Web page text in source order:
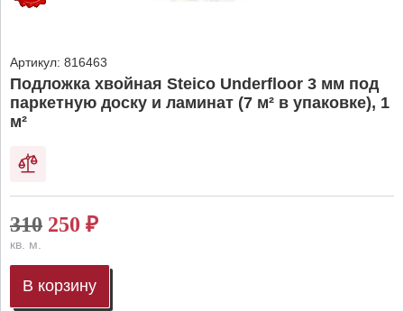
Артикул: 816463
Подложка хвойная Steico Underfloor 3 мм под
паркетную доску и ламинат (7 м² в упаковке), 1
м²
310 250 ₽
кв. м.
В корзину